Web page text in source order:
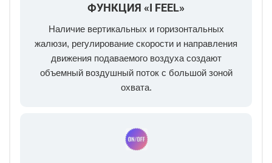
ФУНКЦИЯ «I FEEL»
Наличие вертикальных и горизонтальных
жалюзи, регулирование скорости и направления
движения подаваемого воздуха создают
объемный воздушный поток с большой зоной
охвата.